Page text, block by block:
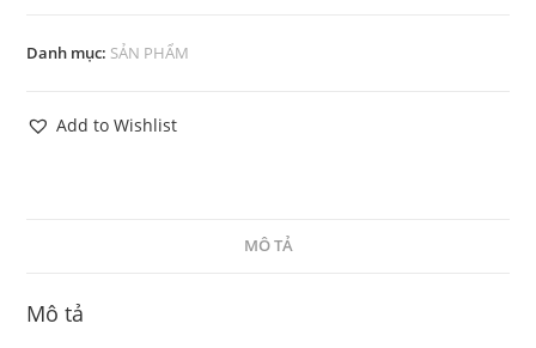
Danh mục: SẢN PHẨM
Add to Wishlist
MÔ TẢ
Mô tả